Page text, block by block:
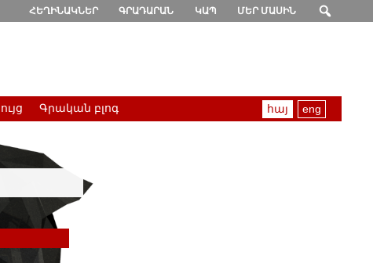
ՀԵՂԻՆԱԿՆԵՐ ԳՐԱԴԱՐԱՆ ԿԱՊ ՄԵՐ ՄԱՍԻՆ
Գրական բլոգ հայ eng